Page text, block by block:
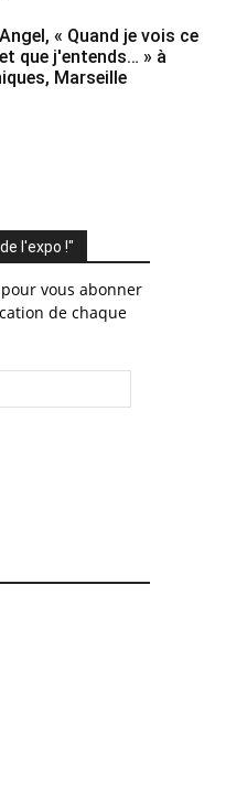
« Quand je vois ce
que j'entends… » à
Marseille
l'expo !"
vous abonner
de chaque